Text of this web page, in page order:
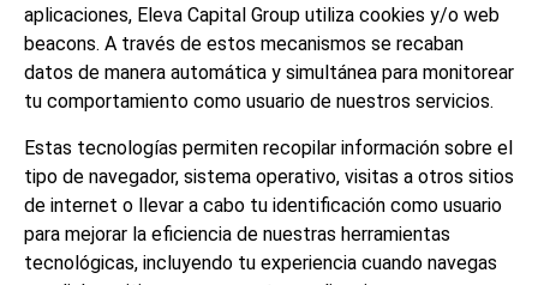
aplicaciones, Eleva Capital Group utiliza cookies y/o web
beacons. A través de estos mecanismos se recaban
datos de manera automática y simultánea para monitorear
tu comportamiento como usuario de nuestros servicios.
Estas tecnologías permiten recopilar información sobre el
tipo de navegador, sistema operativo, visitas a otros sitios
de internet o llevar a cabo tu identificación como usuario
para mejorar la eficiencia de nuestras herramientas
tecnológicas, incluyendo tu experiencia cuando navegas